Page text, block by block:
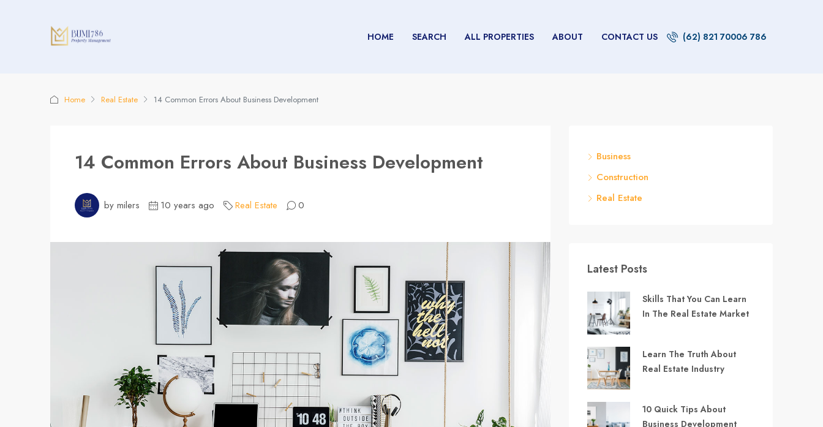
HOME SEARCH ALL PROPERTIES ABOUT CONTACT US (62) 821 70006 786
Home Real Estate 14 Common Errors About Business Development
14 Common Errors About Business Development
by milers 10 years ago Real Estate 0
Business
Construction
Real Estate
Latest Posts
Skills That You Can Learn
In The Real Estate Market
Learn The Truth About
Real Estate Industry
10 Quick Tips About
Business Development